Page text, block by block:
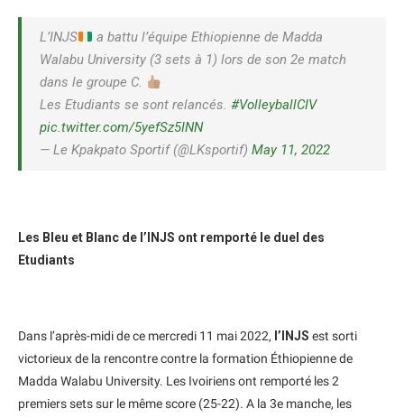
L’INJS
a battu l’équipe Ethiopienne de Madda
Walabu University (3 sets à 1) lors de son 2e match
dans le groupe C.
Les Etudiants se sont relancés. #VolleyballCIV
pic.twitter.com/5yefSz5INN
— Le Kpakpato Sportif (@LKsportif) May 11, 2022
Les Bleu et Blanc de l’INJS ont remporté le duel des
Etudiants
Dans l’après-midi de ce mercredi 11 mai 2022, l’INJS est sorti
victorieux de la rencontre contre la formation Éthiopienne de
Madda Walabu University. Les Ivoiriens ont remporté les 2
premiers sets sur le même score (25-22). A la 3e manche, les